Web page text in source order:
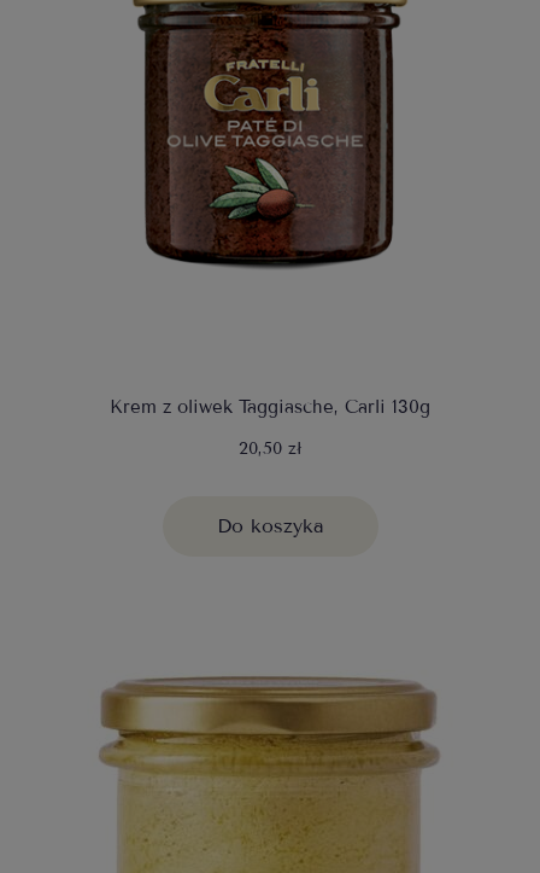
Krem z oliwek Taggiasche, Carli 130g
20,50 zł
Do koszyka